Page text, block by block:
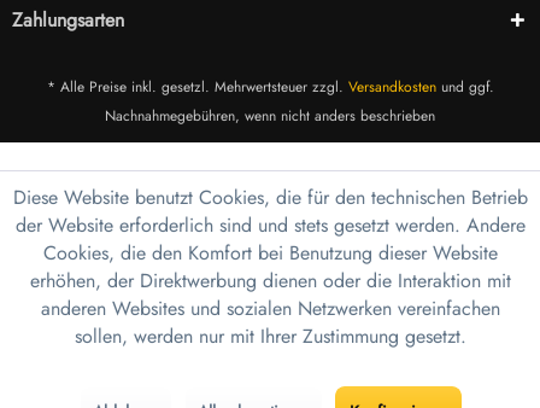
Zahlungsarten
* Alle Preise inkl. gesetzl. Mehrwertsteuer zzgl. Versandkostenund ggf.
Nachnahmegebühren, wenn nicht anders beschrieben
Diese Website benutzt Cookies, die für den technischen Betrieb
der Website erforderlich sind und stets gesetzt werden. Andere
Cookies, die den Komfort bei Benutzung dieser Website
erhöhen, der Direktwerbung dienen oder die Interaktion mit
anderen Websites und sozialen Netzwerken vereinfachen
sollen, werden nur mit Ihrer Zustimmung gesetzt.